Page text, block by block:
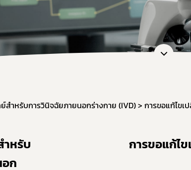
เลิกกิจการ/ไม่ต่ออายุ
การขอยกเว้นไม่ต้อ
หนังสือรับรองเครื่อง
กลุ่มส่งเสริมการประ
สำหรับการวินิจฉัยภายนอกร่างกาย (IVD) การขอแก้ไข
หรับ
ก
การขอแก้ไ